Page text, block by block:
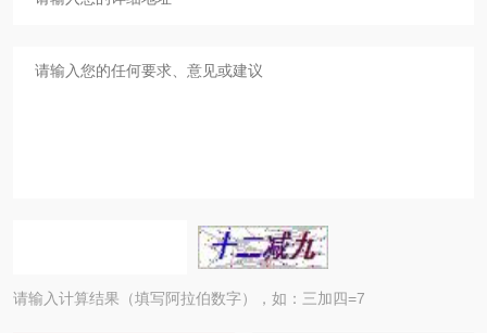
请输入计算结果（填写阿拉伯数字），如：三加四=7